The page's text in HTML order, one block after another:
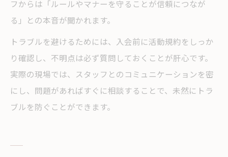
フからは「ルールやマナーを守ることが信頼につなが
る」との本音が聞かれます。
トラブルを避けるためには、入会前に活動規約をしっか
り確認し、不明点は必ず質問しておくことが肝心です。
実際の現場では、スタッフとのコミュニケーションを密
にし、問題があればすぐに相談することで、未然にトラ
ブルを防ぐことができます。